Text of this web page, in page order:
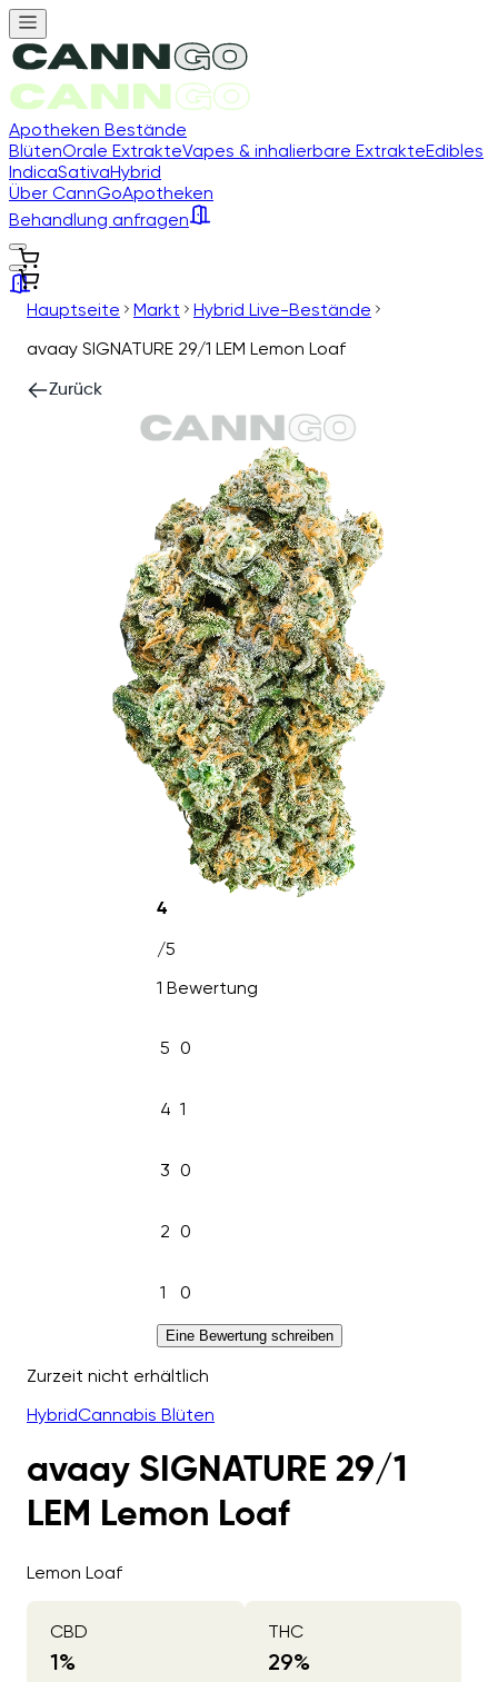
Apotheken Bestände
BlütenOrale ExtrakteVapes & inhalierbare ExtrakteEdibles
IndicaSativaHybrid
Über CannGoApotheken
Behandlung anfragen
Hauptseite Markt
Hybrid Live-Bestände
avaay SIGNATURE 29/1 LEM Lemon Loaf
Zurück
4
/5
1 Bewertung
5 0
4 1
3 0
2 0
1 0
Eine Bewertung schreiben
Zurzeit nicht erhältlich
HybridCannabis Blüten
avaay SIGNATURE 29/1
LEM Lemon Loaf
Lemon Loaf
CBD
1%
THC
29%